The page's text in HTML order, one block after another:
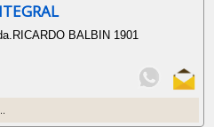
BALBIN 1901